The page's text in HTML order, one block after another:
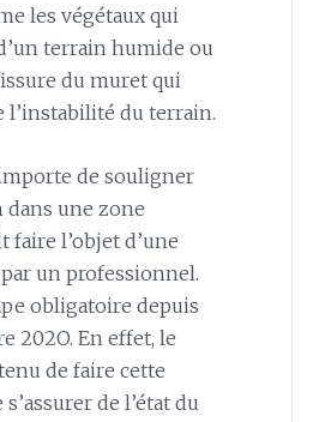
les végétaux qui
terrain humide ou
du muret qui
l’instabilité du terrain.
de souligner
dans une zone
faire l’objet d’une
un professionnel.
obligatoire depuis
202O. En effet, le
de faire cette
de l’état du